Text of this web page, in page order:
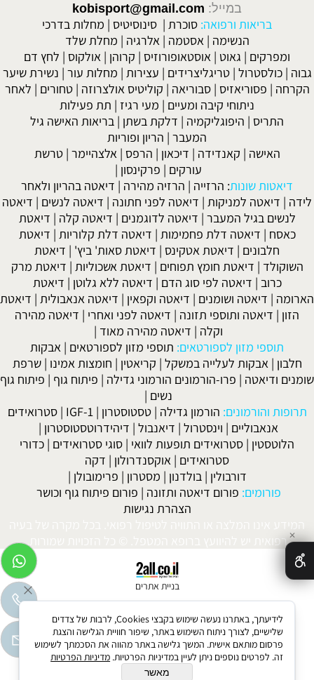
במייל: kobisport@gmail.com
בריאות ורפואה: סוכרת | סינוסיטיס | מחלות בדרכי
הנשימה | אסטמה | אלרגיה | מחלת שלד
ומפרקים | גאוט | אוסטאופורוזיס | קרוהן | אולקוס | לחץ דם
גבוה |כולסטרול |טריגליצרידים | עצירות | מחלות עור | נשירת שיער
הקרחה | פסוריאזיס |סבוריאה | קוליטיס אולצרוזה |טחורים | לאחר
ניתוחי קיבה ומעיים | מעי רגיז | תת פעילות
התריס | היפוגליקמיה | דלקת בשתן | בריאות האישה גיל
המעבר | הריון ופוריות
האישה | קאנדידה | דיכאון | הרפס | אלצהיימר |טרשת
עורקים | פרקינסון |
דיאטות שונות: הרזייה | הרזיה מהירה | דיאטה בהריון ולאחר
לידה | דיאטה למניקות | דיאטה לפני חתונה | דיאטה לנשים | דיאטה
לנשים בגיל המעבר | דיאטה לדוגמנים | דיאטה קלה | דיאטת
כאסח | דיאטה דלת פחמימות | דיאטה דלת קלוריות | דיאטת
חלבונים | דיאטת אטקינס | דיאטת סאות' ביץ' | דיאטת
השוקולד | דיאטת חומץ תפוחים | דיאטת אשכוליות | דיאטת מרק
כרוב | דיאטה לפי סוג הדם | דיאטה ללא גלוטן | דיאטת
הארומה | דיאטה ושומנים | דיאטה וקפאין | דיאטה אנאבולית | דיאטת
הזון | דיאטה ותוספי תזונה | דיאטה לפני ואחרי | דיאטה מהירה
וקלה | דיאטה מהירה מאוד |
תוספי מזון לספורטאים: תוספי מזון לספורטאים | אבקות
חלבון | אבקות לעלייה במשקל | קריאטין | חומצות אמינו |שרפת
שומנים ודיאטה | פרו-הורמונים הורמוני גדילה | פיתוח גוף | פיתוח גוף
נשים |
תרופות והורמונים: הורמון גדילה |טסטוסטרון |
IGF-1
|סטרואידים
אנאבוליים | וינסטרול | דיאנבול | דיהידרוטסטוסטרון |
הלוטסטין | סטרואידים תופעות לוואי | סוגי סטרואידים | כדורי
סטרואידים | אוקסנדרולון | דקה
דורבולין | בולדנון | מסטרון | פרימובולן |
פורומים: פורום דיאטה ותזונה | פורום פיתוח גוף וכושר
הצהרת נגישות
המידע אינו המלצה או התוויה לטיפול רפואי. בכל מקרה של בעיה
רפואית יש להיוועץ ברופא המטפל. © כל הזכויות שמורות.
בניית אתרים
✕
לידיעתך, באתרנו נעשה שימוש בקבצי Cookies, לרבות של צדדים
שלישיים, לצורך ניתוח השימוש באתר, שיפור חוויית הגלישה והצגת
פרסום מותאם אישית. המשך גלישה באתר מהווה את הסכמתך לשימוש
זה. לפרטים נוספים ניתן לעיין במדיניות הפרטיות. מדיניות הפרטיות
מאשר